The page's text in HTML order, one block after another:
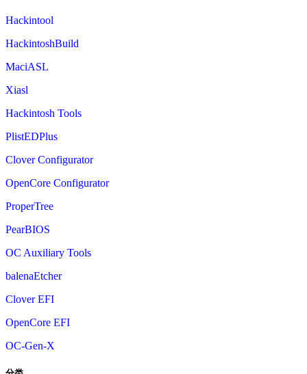
Hackintool
HackintoshBuild
MaciASL
Xiasl
Hackintosh Tools
PlistEDPlus
Clover Configurator
OpenCore Configurator
ProperTree
PearBIOS
OC Auxiliary Tools
balenaEtcher
Clover EFI
OpenCore EFI
OC-Gen-X